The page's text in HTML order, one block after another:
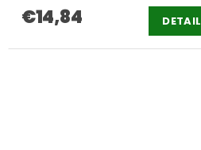
€14,84 DETAIL